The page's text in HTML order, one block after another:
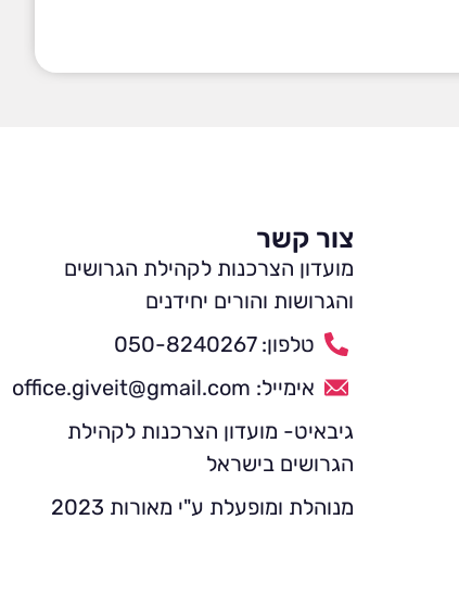
צור קשר
מועדון הצרכנות לקהילת הגרושים
והגרושות והורים יחידנים
טלפון: 050-8240267
אימייל: office.giveit@gmail.com
גיבאיט- מועדון הצרכנות לקהילת
הגרושים בישראל
מנוהלת ומופעלת ע"י מאורות 2023